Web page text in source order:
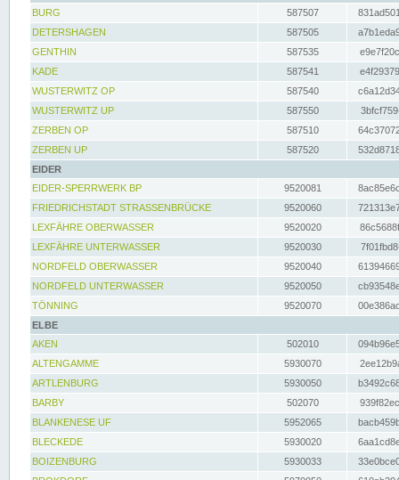
BURG
587507
DETERSHAGEN
587505
GENTHIN
587535
KADE
587541
WUSTERWITZ OP
587540
WUSTERWITZ UP
587550
ZERBEN OP
587510
ZERBEN UP
587520
EIDER
EIDER-SPERRWERK BP
9520081
FRIEDRICHSTADT STRASSENBRÜCKE
9520060
LEXFÄHRE OBERWASSER
9520020
LEXFÄHRE UNTERWASSER
9520030
NORDFELD OBERWASSER
9520040
NORDFELD UNTERWASSER
9520050
TÖNNING
9520070
ELBE
AKEN
502010
ALTENGAMME
5930070
ARTLENBURG
5930050
BARBY
502070
BLANKENESE UF
5952065
BLECKEDE
5930020
BOIZENBURG
5930033